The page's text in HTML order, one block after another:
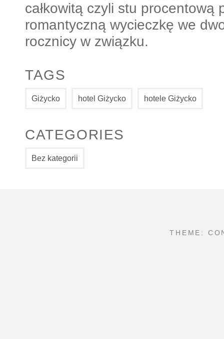
całkowitą czyli stu procentową
romantyczną wycieczkę we
rocznicy w związku.
TAGS
Giżycko hotel Giżycko hotele Giżycko
CATEGORIES
Bez kategorii
THEME: